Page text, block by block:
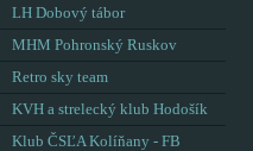
LH Dobový tábor
MHM Pohronský Ruskov
Retro sky team
KVH a strelecký klub Hodošík
Klub ČSĽA Kolíňany - FB